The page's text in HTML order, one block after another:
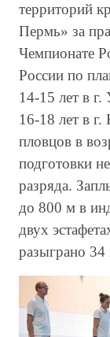
территорий
Пермь» за
Чемпионате
России по
14-15 лет в
16-18 лет в г.
пловцов в
подготовки
разряда.
до 800 м в
двух
разыграно 34